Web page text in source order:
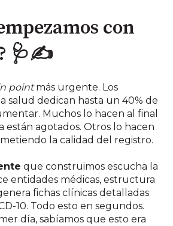
con
🩺✍️
pointmás urgente. Los
salud dedican hasta un 40% de
Muchos lo hacen al final
están agotados. Otros lo hacen
la calidad del registro.
que construimos escucha la
entidades médicas, estructura
fichas clínicas detalladas
10. Todo esto en segundos.
día, sabíamos que esto era